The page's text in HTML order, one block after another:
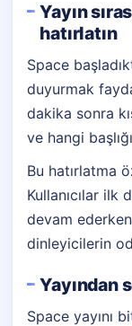
Yayın
hatırlatın
Space
duyurmak
dakika sonra
ve hangi
Bu hatırlatma
Kullanıcılar ilk
devam
dinleyicilerin
Yayından
Space yayını